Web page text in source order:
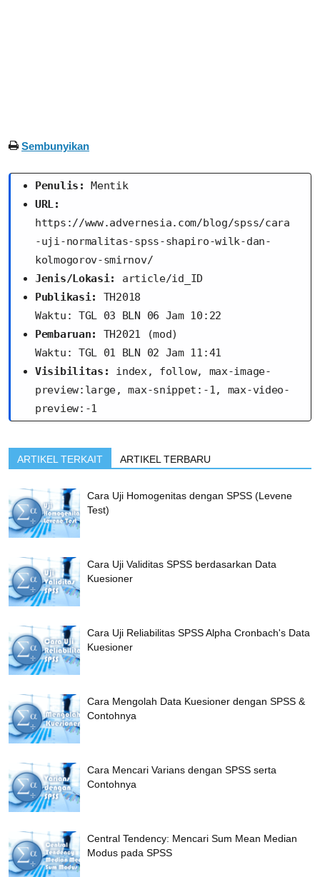
Sembunyikan
Penulis:
Mentik
URL:
https://www.advernesia.com/blog/spss/cara
-uji-normalitas-spss-shapiro-wilk-dan-
kolmogorov-smirnov/
Jenis/Lokasi:
article/id_ID
Publikasi:
TH2018
Waktu: TGL 03 BLN 06 Jam 10:22
Pembaruan:
TH2021 (mod)
Waktu: TGL 01 BLN 02 Jam 11:41
Visibilitas:
index, follow, max-image-
preview:large, max-snippet:-1, max-video-
preview:-1
ARTIKEL TERKAIT ARTIKEL TERBARU
Cara Uji Homogenitas dengan SPSS (Levene
Test)
Cara Uji Validitas SPSS berdasarkan Data
Kuesioner
Cara Uji Reliabilitas SPSS Alpha Cronbach's Data
Kuesioner
Cara Mengolah Data Kuesioner dengan SPSS &
Contohnya
Cara Mencari Varians dengan SPSS serta
Contohnya
Central Tendency: Mencari Sum Mean Median
Modus pada SPSS